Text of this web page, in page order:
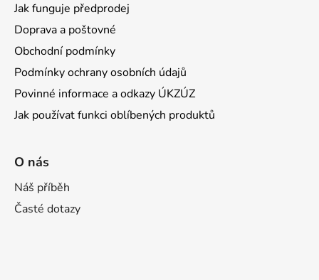
Jak funguje předprodej
Doprava a poštovné
Obchodní podmínky
Podmínky ochrany osobních údajů
Povinné informace a odkazy ÚKZÚZ
Jak používat funkci oblíbených produktů
O nás
Náš příběh
Časté dotazy